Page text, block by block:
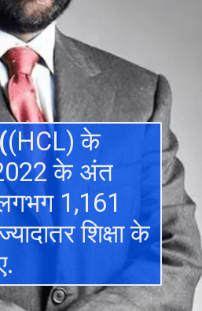
(HCL) के
के अंत
1,161
शिक्षा के